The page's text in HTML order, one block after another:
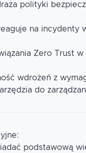
polityki
na incydenty
Zero Trust
wdrożeń z
do
podstawową